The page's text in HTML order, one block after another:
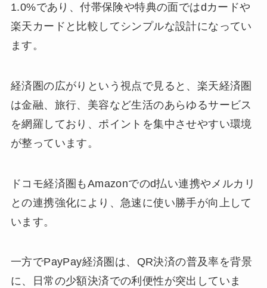
1.0%であり、付帯保険や特典の面ではdカードや
楽天カードと比較してシンプルな設計になってい
ます。
経済圏の広がりという視点で見ると、楽天経済圏
は金融、旅行、美容など生活のあらゆるサービス
を網羅しており、ポイントを集中させやすい環境
が整っています。
ドコモ経済圏もAmazonでのd払い連携やメルカリ
との連携強化により、急速に使い勝手が向上して
います。
一方でPayPay経済圏は、QR決済の普及率を背景
に、日常の少額決済での利便性が突出していま